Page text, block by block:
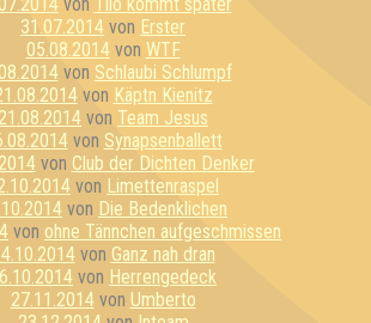
31.07.2014 von Erster
05.08.2014von WTF
von Schlaubi Schlumpf
von Käptn Kienitz
21.08.2014 von Team Jesus
von Synapsenballett
von Club der Dichten Denker
von Limettenraspel
von Die Bedenklichen
von ohne Tännchen aufgeschmissen
von Ganz nah dran
von Herrengedeck
27.11.2014von Umberto